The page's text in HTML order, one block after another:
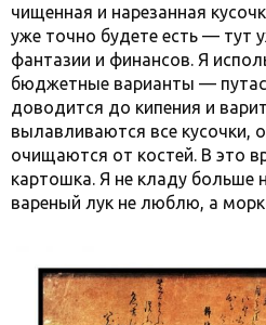
чищенная и нарезанная
уже точно будете есть — тут
фантазии и финансов. Я
бюджетные варианты —
доводится до кипения и
вылавливаются все кусочки,
очищаются от костей. В это
картошка. Я не кладу больше
вареный лук не люблю, а